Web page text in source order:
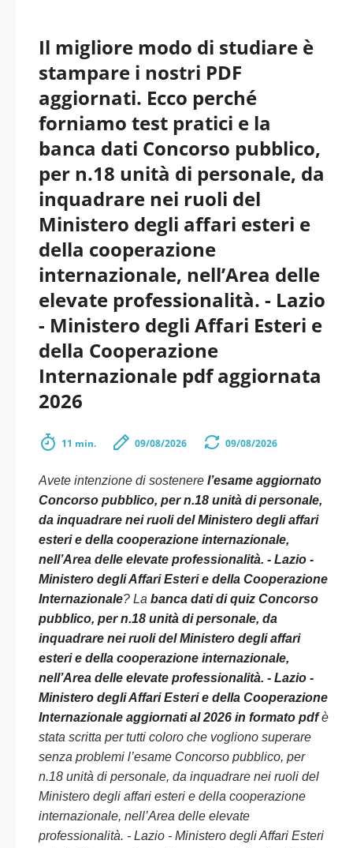
Il migliore modo di studiare è
stampare i nostri PDF
aggiornati. Ecco perché
forniamo test pratici e la
banca dati Concorso pubblico,
per n.18 unità di personale, da
inquadrare nei ruoli del
Ministero degli affari esteri e
della cooperazione
internazionale, nell’Area delle
elevate professionalità. - Lazio
- Ministero degli Affari Esteri e
della Cooperazione
Internazionale pdf aggiornata
2026
11 min. 09/08/2026 09/08/2026
Avete intenzione di sostenere l’esame aggiornato
Concorso pubblico, per n.18 unità di personale,
da inquadrare nei ruoli del Ministero degli affari
esteri e della cooperazione internazionale,
nell’Area delle elevate professionalità. - Lazio -
Ministero degli Affari Esteri e della Cooperazione
Internazionale? La banca dati di quiz Concorso
pubblico, per n.18 unità di personale, da
inquadrare nei ruoli del Ministero degli affari
esteri e della cooperazione internazionale,
nell’Area delle elevate professionalità. - Lazio -
Ministero degli Affari Esteri e della Cooperazione
Internazionale aggiornati al 2026 in formato pdfè
stata scritta per tutti coloro che vogliono superare
senza problemi l’esame Concorso pubblico, per
n.18 unità di personale, da inquadrare nei ruoli del
Ministero degli affari esteri e della cooperazione
internazionale, nell’Area delle elevate
professionalità. - Lazio - Ministero degli Affari Esteri